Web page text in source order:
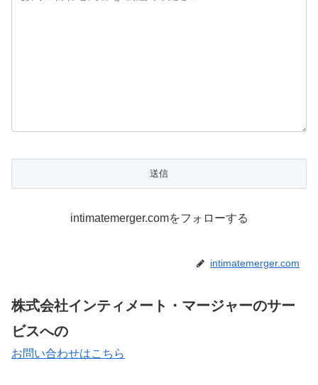
intimatemerger.comをフォローする
intimatemerger.com
株式会社インティメート・マージャーのサー
ビスへの
お問い合わせはこちら